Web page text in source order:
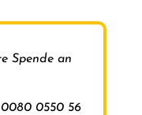
Spende an
0550 56